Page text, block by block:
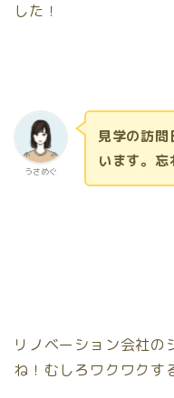
した！
うさめぐ
見学の訪
います。
リノベーション会社の
ね！むしろワクワクす